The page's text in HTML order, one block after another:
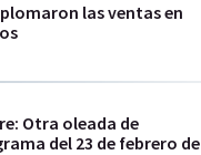
las ventas en
Otra oleada de
del 23 de febrero de